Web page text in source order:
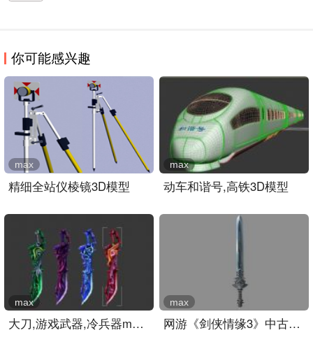
你可能感兴趣
精细全站仪棱镜3D模型
max
动车和谐号,高铁3D模型
max
大刀,游戏武器,冷兵器max模..
max
网游《剑侠情缘3》中古朴的..
max